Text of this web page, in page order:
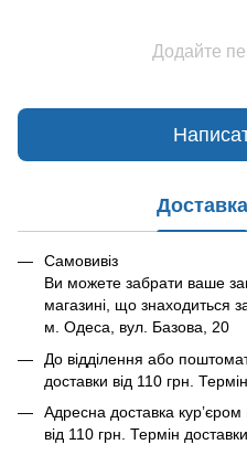
Додайте
Доставка
Самовивіз
Ви можете забрати ваше
магазині, що знаходиться
м. Одеса, вул. Базова, 20
До відділення або
доставки від 110 грн.
Адресна доставка
від 110 грн. Термін